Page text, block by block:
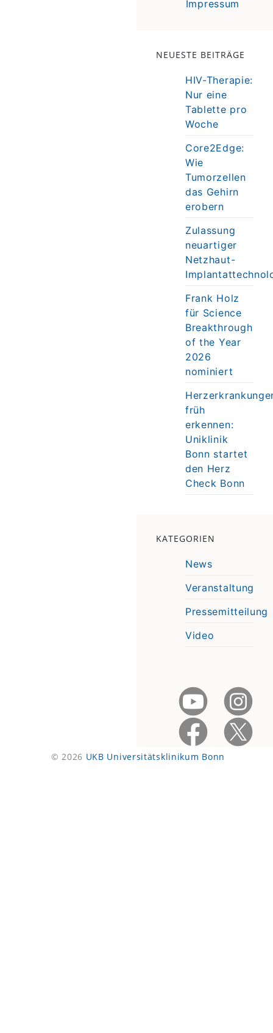
Impressum
NEUESTE BEITRÄGE
HIV-Therapie:
Nur eine
Tablette pro
Woche
Core2Edge:
Wie
Tumorzellen
das Gehirn
erobern
Zulassung
neuartiger
Netzhaut-
Frank Holz
für Science
Breakthrough
of the Year
2026
nominiert
früh
erkennen:
Uniklinik
Bonn startet
den Herz
Check Bonn
KATEGORIEN
News
Veranstaltung
Pressemitteilung
Video
© 2026 UKB Universitätsklinikum Bonn